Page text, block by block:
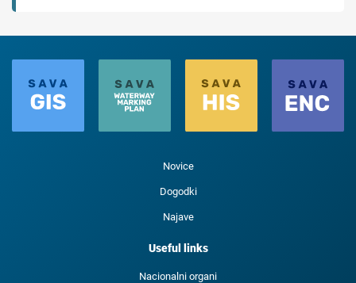
Novice
Dogodki
Najave
Useful links
Nacionalni organi